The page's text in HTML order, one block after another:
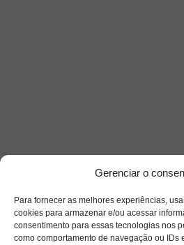
Gerenciar o
Para fornecer as melhores experiências,
cookies para armazenar e/ou acessar
consentimento para essas tecnologias nos
como comportamento de navegação ou IDs